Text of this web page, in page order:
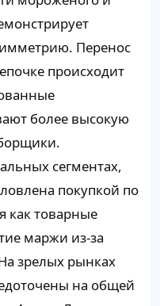
Перенос
происходит
более высокую
сегментах,
​​покупкой по
как товарные
маржи из-за
зрелых рынках
на общей